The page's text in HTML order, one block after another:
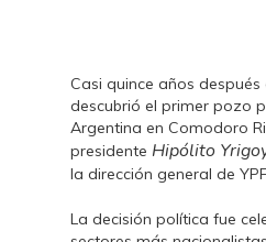
Casi quince años
descubrió el primer pozo
Argentina en Comodoro
presidente Hipólito
la dirección general de
La decisión política fue